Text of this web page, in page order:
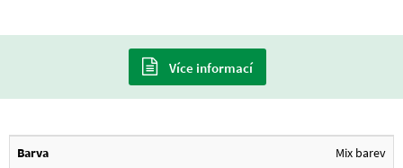
Více informací
Barva Mix barev